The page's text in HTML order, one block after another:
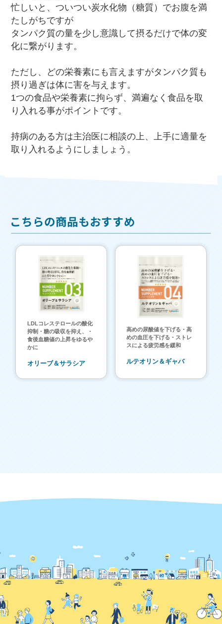
忙しいと、ついつい炭水化物（糖質）でお腹を満
たしがちですが
タンパク質の量を少し意識して摂るだけで体の変
化に繋がります。
ただし、どの栄養素にも言えますがタンパク質も
摂り過ぎは体に害を与えます。
1つの食品や栄養素に拘らず、満遍なく食品を取
り入れる事がポイントです。
持病のある方は主治医に相談の上、上手に適量を
取り入れるようにしましょう。
LDLコレステロールの酸化
抑制・糖の吸収を抑え、・
食後血糖値の上昇をゆるや
かに
オリーブ＆サラシア
高めの尿酸値を下げる・高
めの血圧を下げる・ストレ
スによる疲労感を緩和
ルテオリン＆ギャバ